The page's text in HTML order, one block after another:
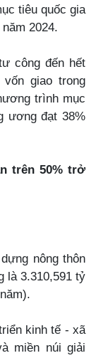
tiêu quốc gia
2024.
công đến hết
giao trong
trình mục
ương đạt 38%
trên 50% trở
nông thôn
là 3.310,591 tỷ
kinh tế - xã
miền núi giải